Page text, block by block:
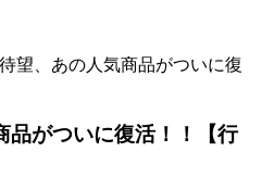
望、あの人気商品がついに復
品がついに復活！！【行